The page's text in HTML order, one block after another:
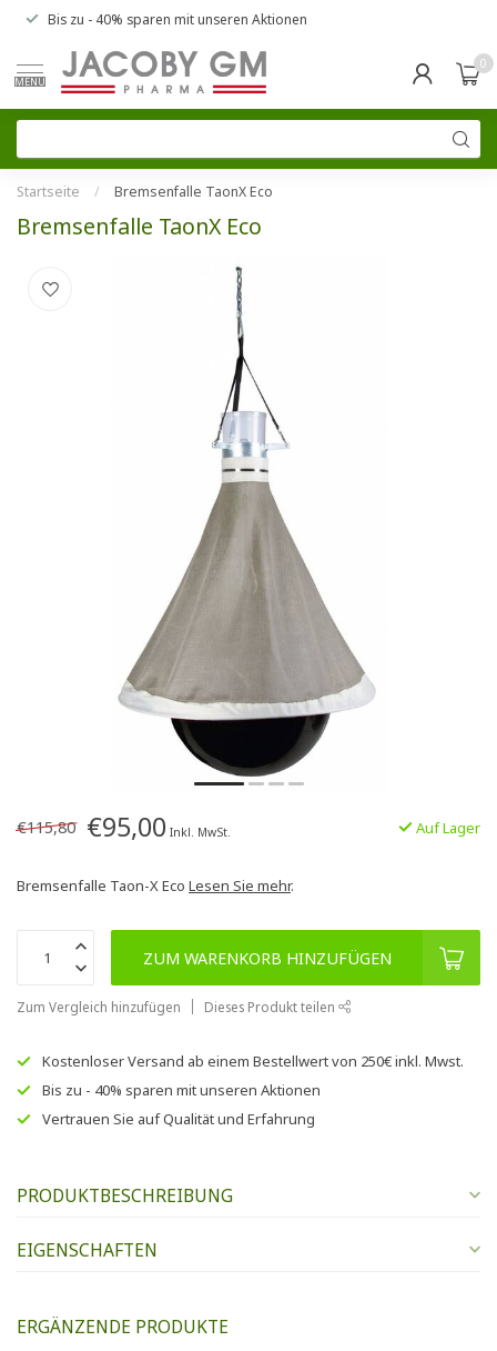
Bis zu - 40% sparen mit unseren Aktionen
MENU
0
Startseite / Bremsenfalle TaonX Eco
Bremsenfalle TaonX Eco
€115,80 €95,00 Inkl. MwSt. Auf Lager
Bremsenfalle Taon-X Eco Lesen Sie mehr.
ZUM WARENKORB HINZUFÜGEN
Zum Vergleich hinzufügen Dieses Produkt teilen
Kostenloser Versand ab einem Bestellwert von 250€inkl. Mwst.
Bis zu - 40% sparen mit unseren Aktionen
Vertrauen Sie aufQualität und Erfahrung
PRODUKTBESCHREIBUNG
EIGENSCHAFTEN
ERGÄNZENDE PRODUKTE